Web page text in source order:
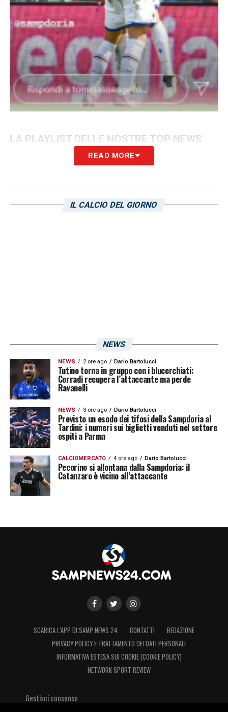
LA PLAYLIST DELLE NOSTRE TOP NEWS
READ MORE
IL CALCIO DEL GIORNO
NEWS
NEWS 2 ore ago Dario Bartolucci
Tutino torna in gruppo con i blucerchiati:
Corradi recupera l’attaccante ma perde
Ravanelli
NEWS 3 ore ago Dario Bartolucci
Previsto un esodo dei tifosi della Sampdoria al
Tardini: i numeri sui biglietti venduti nel settore
ospiti a Parma
CALCIOMERCATO 4 ore ago Dario Bartolucci
Pecorino si allontana dalla Sampdoria: il
Catanzaro è vicino all’attaccante
SCARICA L’APP DI SAMP NEWS 24 CONTATTI
REDAZIONE
PRIVACY POLICY E TRATTAMENTO DEI DATI PERSONALI
INFORMATIVA ESTESA SUI COOKIE (COOKIE POLICY)
NETWORK SPORT REVIEW
Gestisci consenso